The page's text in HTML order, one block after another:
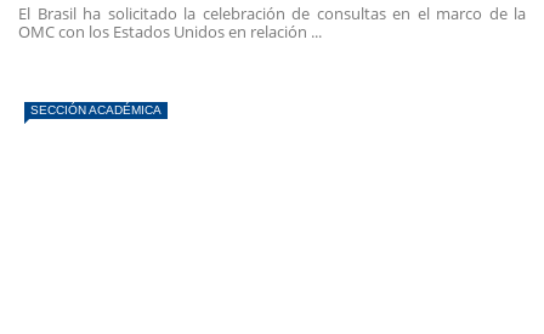
El Brasil ha solicitado la celebración de consultas en el marco de la
OMC con los Estados Unidos en relación ...
SECCIÓN ACADÉMICA